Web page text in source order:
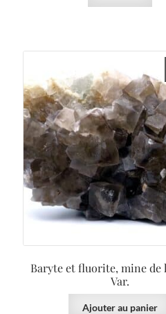
Baryte et fluorite, mine de
Var.
Ajouter au panier